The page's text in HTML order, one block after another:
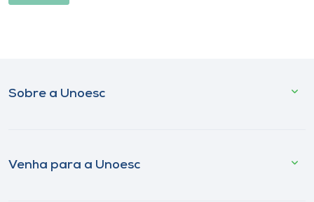
Sobre a Unoesc
Venha para a Unoesc